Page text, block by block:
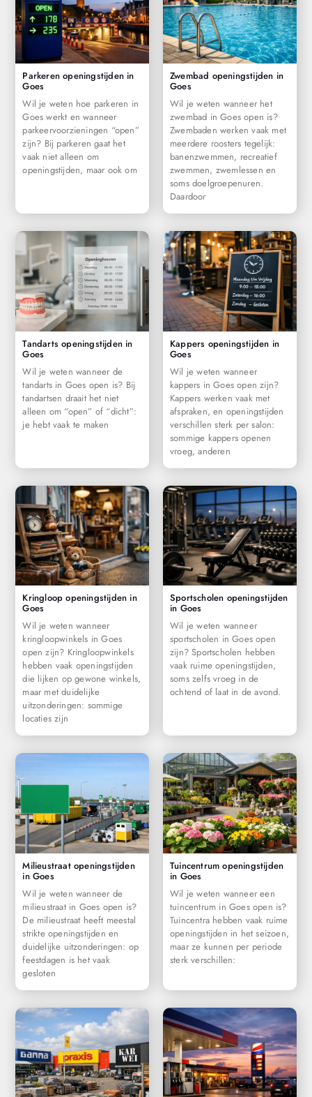
Parkeren openingstijden in
Goes
Wil je weten hoe parkeren in
Goes werkt en wanneer
parkeervoorzieningen “open”
zijn? Bij parkeren gaat het
vaak niet alleen om
openingstijden, maar ook om
Zwembad openingstijden in
Goes
Wil je weten wanneer het
zwembad in Goes open is?
Zwembaden werken vaak met
meerdere roosters tegelijk:
banenzwemmen, recreatief
zwemmen, zwemlessen en
soms doelgroepenuren.
Daardoor
Tandarts openingstijden in
Goes
Wil je weten wanneer de
tandarts in Goes open is? Bij
tandartsen draait het niet
alleen om “open” of “dicht”:
je hebt vaak te maken
Kappers openingstijden in
Goes
Wil je weten wanneer
kappers in Goes open zijn?
Kappers werken vaak met
afspraken, en openingstijden
verschillen sterk per salon:
sommige kappers openen
vroeg, anderen
Kringloop openingstijden in
Goes
Wil je weten wanneer
kringloopwinkels in Goes
open zijn? Kringloopwinkels
hebben vaak openingstijden
die lijken op gewone winkels,
maar met duidelijke
uitzonderingen: sommige
locaties zijn
Sportscholen openingstijden
in Goes
Wil je weten wanneer
sportscholen in Goes open
zijn? Sportscholen hebben
vaak ruime openingstijden,
soms zelfs vroeg in de
ochtend of laat in de avond.
Milieustraat openingstijden
in Goes
Wil je weten wanneer de
milieustraat in Goes open is?
De milieustraat heeft meestal
strikte openingstijden en
duidelijke uitzonderingen: op
feestdagen is het vaak
gesloten
Tuincentrum openingstijden
in Goes
Wil je weten wanneer een
tuincentrum in Goes open is?
Tuincentra hebben vaak ruime
openingstijden in het seizoen,
maar ze kunnen per periode
sterk verschillen: